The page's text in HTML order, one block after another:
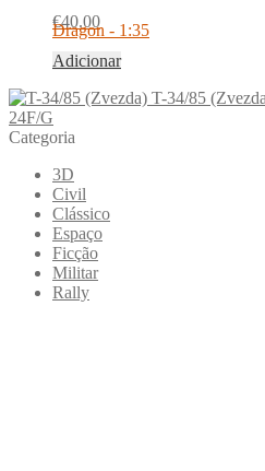
€40.00
Dragon - 1:35
Adicionar
T-34/85
24F/G
Categoria
3D
Civil
Clássico
Espaço
Ficção
Militar
Rally